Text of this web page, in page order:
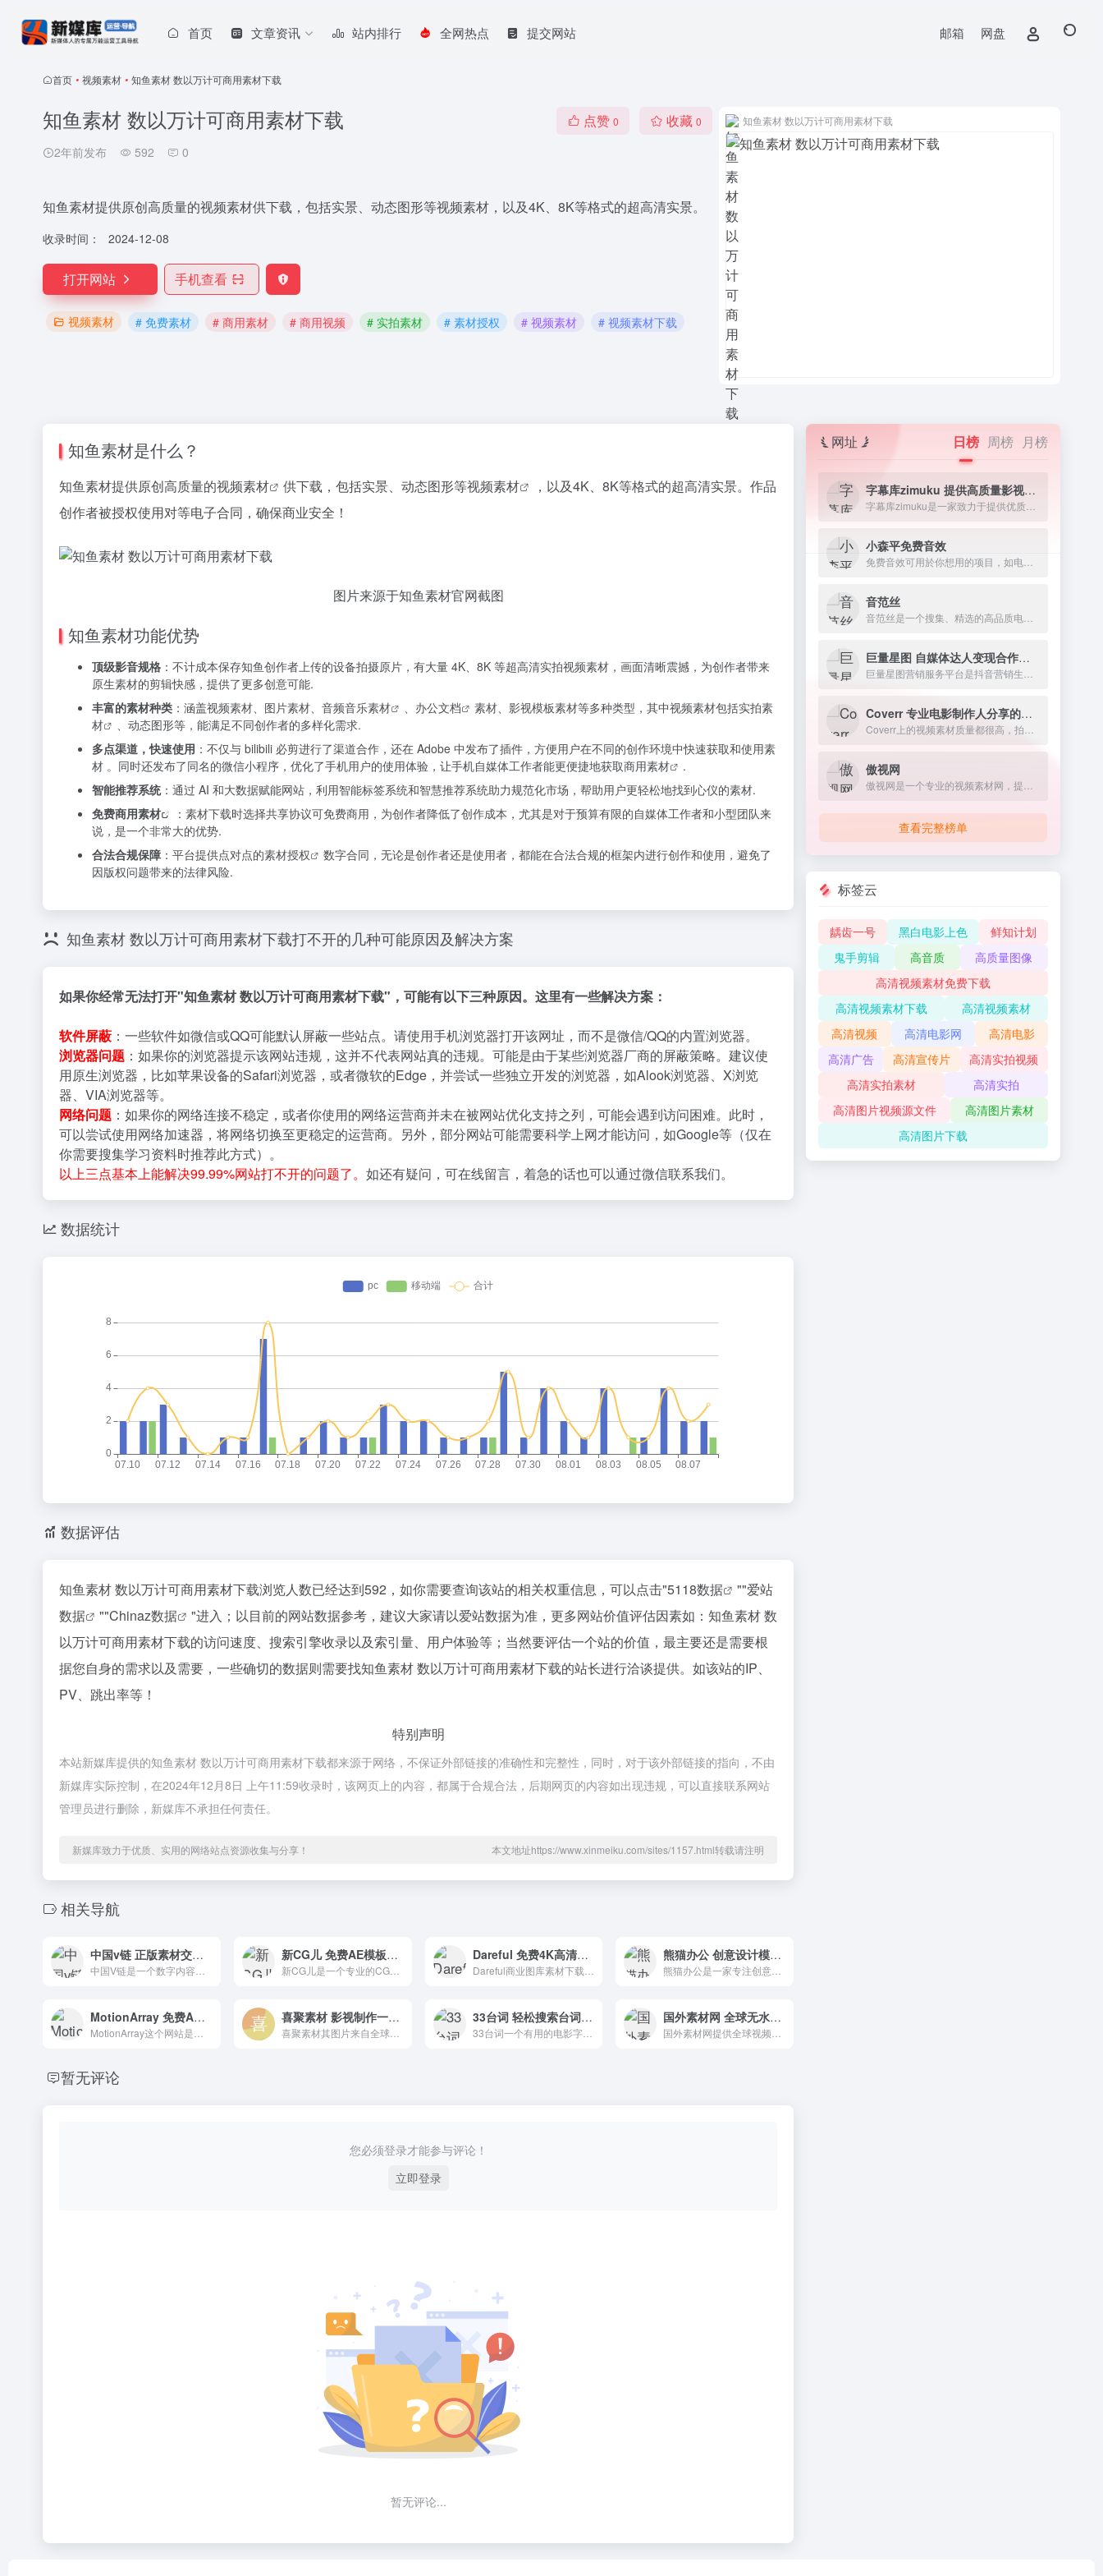
首页 文章资讯 站内排行 全网热点 提交网站 邮箱 网盘
首页 • 视频素材 • 知鱼素材 数以万计可商用素材下载
知鱼素材 数以万计可商用素材下载
2年前发布 592 0
点赞 0 收藏 0
知鱼素材提供原创高质量的视频素材供下载，包括实景、动态图形等视频素材，以及4K、8K等格式的超高清实景。
收录时间： 2024-12-08
打开网站 手机查看
视频素材 # 免费素材 # 商用素材 # 商用视频 # 实拍素材 # 素材授权 # 视频素材 # 视频素材下载
知鱼素材 数以万计可商用素材下载
知鱼素材是什么？
知鱼素材提供原创高质量的视频素材 供下载，包括实景、动态图形等视频素材
，以及4K、8K等格式的超高清实景。作品
创作者被授权使用对等电子合同，确保商业安全！
图片来源于知鱼素材官网截图
知鱼素材功能优势
顶级影音规格 ：不计成本保存知鱼创作者上传的设备拍摄原片，有大量 4K、8K 等超高清实拍视频素材，画面清晰震撼，为创作者带来
原生素材的剪辑快感，提供了更多创意可能.
丰富的素材种类 ：涵盖视频素材、图片素材、 音频音乐素材 、办公文档 素材、影视模板素材等多种类型，其中视频素材包括实拍素
材
、动态图形等，能满足不同创作者的多样化需求.
多点渠道，快速使用 ：不仅与 bilibili 必剪进行了渠道合作，还在 Adobe 中发布了插件，方便用户在不同的创作环境中快速获取和使用素
材 。同时还发布了同名的微信小程序，优化了手机用户的使用体验，让手机自媒体工作者能更便捷地获取商用素材
.
智能推荐系统：通过 AI 和大数据赋能网站，利用智能标签系统和智慧推荐系统助力规范化市场，帮助用户更轻松地找到心仪的素材.
免费商用素材
：素材下载时选择共享协议可免费商用，为创作者降低了创作成本，尤其是对于预算有限的自媒体工作者和小型团队来
说，是一个非常大的优势.
合法合规保障 ：平台提供点对点的素材授权
数字合同，无论是创作者还是使用者，都能在合法合规的框架内进行创作和使用，避免了
因版权问题带来的法律风险.
知鱼素材 数以万计可商用素材下载打不开的几种可能原因及解决方案
如果你经常无法打开"知鱼素材 数以万计可商用素材下载"，可能有以下三种原因。这里有一些解决方案：
软件屏蔽 ：一些软件如微信或QQ可能默认屏蔽一些站点。请使用手机浏览器打开该网址，而不是微信/QQ的内置浏览器。
浏览器问题 ：如果你的浏览器提示该网站违规，这并不代表网站真的违规。可能是由于某些浏览器厂商的屏蔽策略。建议使
用原生浏览器，比如苹果设备的Safari浏览器，或者微软的Edge，并尝试一些独立开发的浏览器，如Alook浏览器、X浏览
器、VIA浏览器等。
网络问题 ：如果你的网络连接不稳定，或者你使用的网络运营商并未在被网站优化支持之列，可能会遇到访问困难。此时，
可以尝试使用网络加速器，将网络切换至更稳定的运营商。另外，部分网站可能需要科学上网才能访问，如Google等（仅在
你需要搜集学习资料时推荐此方式）。
以上三点基本上能解决99.99%网站打不开的问题了。 如还有疑问，可在线留言，着急的话也可以通过微信联系我们。
数据统计
数据评估
知鱼素材 数以万计可商用素材下载浏览人数已经达到592，如你需要查询该站的相关权重信息，可以点击"5118数据 ""爱站
数据
""Chinaz数据
"进入；以目前的网站数据参考，建议大家请以爱站数据为准，更多网站价值评估因素如：知鱼素材 数
以万计可商用素材下载的访问速度、搜索引擎收录以及索引量、用户体验等；当然要评估一个站的价值，最主要还是需要根
据您自身的需求以及需要，一些确切的数据则需要找知鱼素材 数以万计可商用素材下载的站长进行洽谈提供。如该站的IP、
PV、跳出率等！
特别声明
本站新媒库提供的知鱼素材 数以万计可商用素材下载都来源于网络，不保证外部链接的准确性和完整性，同时，对于该外部链接的指向，不由
新媒库实际控制，在2024年12月8日 上午11:59收录时，该网页上的内容，都属于合规合法，后期网页的内容如出现违规，可以直接联系网站
管理员进行删除，新媒库不承担任何责任。
新媒库致力于优质、实用的网络站点资源收集与分享！ 本文地址https://www.xinmeiku.com/sites/1157.html转载请注明
相关导航
中国v链 正版素材交易一站式的知识产权服务 新CG儿 免费AE模板素材下载和国内外CG佳作参考
新CG儿是一个专业的CG教程和资源共享平台，提供各种CG软件教程和资源。
Dareful 免费4K高清素材视频片段 熊猫办公 创意设计模板下载平台
MotionArray 免费AE视频模板,免版税音乐素材下载网站 喜聚素材 影视制作一站式服务网站
喜聚素材其图片来自全球高端摄影师社区500px，以及国内创意设计和摄影机构。图片、视频、音乐、摄影师、供应商，以及每月新素材上线，它可以满足对素材的需求。
33台词 轻松搜索台词出现的影片 国外素材网 全球无水印视频素材下载
暂无评论
您必须登录才能参与评论！
立即登录
暂无评论...
网址 日榜 周榜 月榜
字幕库zimuku 提供高质量影视字幕下载网站
小森平免费音效
音范丝
巨量星图 自媒体达人变现合作平台
Coverr 专业电影制作人分享的免费商用视频素材
傲视网
查看完整榜单
标签云
龋齿一号 黑白电影上色
鲜知计划
鬼手剪辑
高音质
高质量图像
高清视频素材免费下载
高清视频素材下载
高清视频素材
高清视频
高清电影网
高清电影
高清广告
高清宣传片
高清实拍视频
高清实拍素材
高清实拍
高清图片视频源文件
高清图片素材
高清图片下载